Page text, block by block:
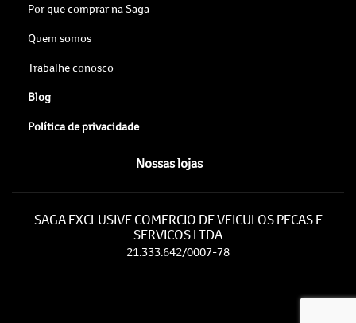
Por que comprar na Saga
Quem somos
Trabalhe conosco
Blog
Política de privacidade
Nossas lojas
SAGA EXCLUSIVE COMERCIO DE VEICULOS PECAS E
SERVICOS LTDA
21.333.642/0007-78